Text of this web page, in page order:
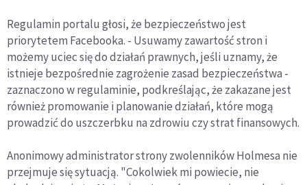
Regulamin portalu głosi, że bezpieczeństwo jest
priorytetem Facebooka. - Usuwamy zawartość stron i
możemy uciec się do działań prawnych, jeśli uznamy, że
istnieje bezpośrednie zagrożenie zasad bezpieczeństwa -
zaznaczono w regulaminie, podkreślając, że zakazane jest
również promowanie i planowanie działań, które mogą
prowadzić do uszczerbku na zdrowiu czy strat finansowych.
Anonimowy administrator strony zwolenników Holmesa nie
przejmuje się sytuacją. "Cokolwiek mi powiecie, nie